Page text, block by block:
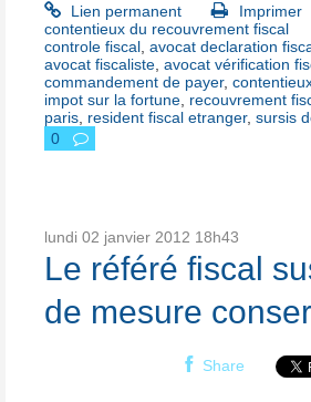
Lien permanent Imprimer
contentieux du recouvrement fiscal
controle fiscal avocat declaration
avocat fiscaliste avocat vérification
commandement de payer,
impot sur la fortune recouvrement
paris resident fiscal etranger, sursis
0
lundi 02 janvier 2012 18h43
Le référé fiscal
de mesure
Share